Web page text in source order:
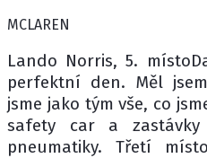
MCLAREN
Lando Norris, 5.
perfektní den. Měl
jsme jako tým vše, co
safety car a
pneumatiky. Třetí